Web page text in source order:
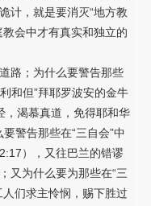
计，就是要消灭“地方教
会中才有真实和独立的
路；为什么要警告那些
和但”拜耶罗波安的金牛
，渴慕真道，免得耶和华
警告那些在“三自会”中
），又往巴兰的错谬
又为什么要为那些在“三
们求主怜悯，赐下胜过